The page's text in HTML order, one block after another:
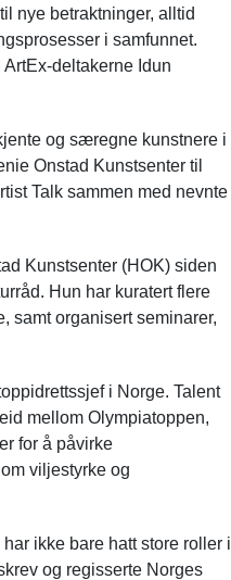
nye betraktninger, alltid
i samfunnet.
deltakerne Idun
og særegne kunstnere i
Onstad Kunstsenter til
Talk sammen med nevnte
Kunstsenter (HOK) siden
Hun har kuratert flere
samt organisert seminarer,
i Norge. Talent
mellom Olympiatoppen,
for å påvirke
viljestyrke og
har ikke bare hatt store roller i
og regisserte Norges